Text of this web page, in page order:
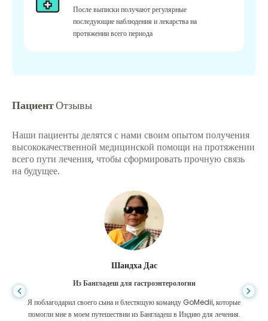
После выписки получают регулярные
последующие наблюдения и лекарства на
протяжении всего периода
ПациентОтзывы
Наши пациенты делятся с нами своим опытом получения
высококачественной медицинской помощи на протяжении
всего пути лечения, чтобы сформировать прочную связь
на будущее.
Шандха Дас
Из Бангладеш для гастроэнтерологии
Я поблагодарил своего сына и блестящую команду GoMedii, которые
помогли мне в моем путешествии из Бангладеш в Индию для лечения.